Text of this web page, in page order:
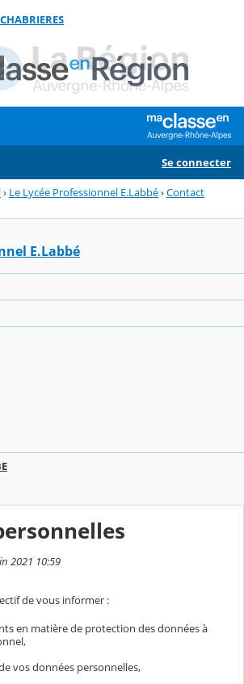
Se connecter
› Le Lycée Professionnel E.Labbé›Contact
E.Labbé
2021 10:59
de vous informer :
en matière de protection des données à
vos données personnelles,